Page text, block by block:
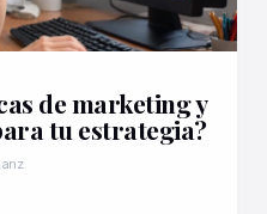
de marketing y
tu estrategia?